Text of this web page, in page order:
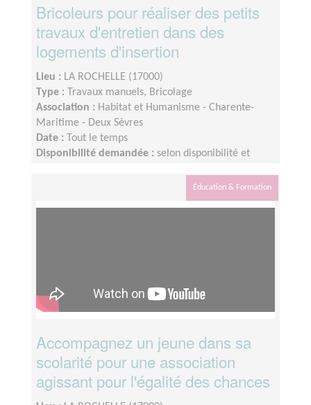
Bricoleurs pour réaliser des petits
travaux d'entretien dans des
logements d'insertion
Lieu : LA ROCHELLE (17000)
Type :
Travaux manuels, Bricolage
Association : Habitat et Humanisme - Charente-
Maritime - Deux Sèvres
Date :
Tout le temps
Disponibilité demandée : selon disponibilité et
Éducation & Formation
Accompagnez un jeune dans sa
scolarité pour une association
agissant pour l'égalité des chances